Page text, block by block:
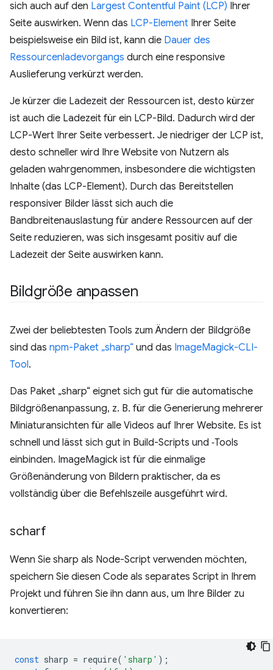
sich auch auf den Largest Contentful Paint (LCP) Ihrer
Seite auswirken. Wenn das LCP-Element Ihrer Seite
beispielsweise ein Bild ist, kann die Dauer des
Ressourcenladevorgangs durch eine responsive
Auslieferung verkürzt werden.
Je kürzer die Ladezeit der Ressourcen ist, desto kürzer
ist auch die Ladezeit für ein LCP-Bild. Dadurch wird der
LCP-Wert Ihrer Seite verbessert. Je niedriger der LCP ist,
desto schneller wird Ihre Website von Nutzern als
geladen wahrgenommen, insbesondere die wichtigsten
Inhalte (das LCP-Element). Durch das Bereitstellen
responsiver Bilder lässt sich auch die
Bandbreitenauslastung für andere Ressourcen auf der
Seite reduzieren, was sich insgesamt positiv auf die
Ladezeit der Seite auswirken kann.
Bildgröße anpassen
Zwei der beliebtesten Tools zum Ändern der Bildgröße
sind das npm-Paket „sharp“ und das ImageMagick-CLI-
Tool.
Das Paket „sharp“ eignet sich gut für die automatische
Bildgrößenanpassung, z. B. für die Generierung mehrerer
Miniaturansichten für alle Videos auf Ihrer Website. Es ist
schnell und lässt sich gut in Build-Scripts und ‑Tools
einbinden. ImageMagick ist für die einmalige
Größenänderung von Bildern praktischer, da es
vollständig über die Befehlszeile ausgeführt wird.
scharf
Wenn Sie sharp als Node-Script verwenden möchten,
speichern Sie diesen Code als separates Script in Ihrem
Projekt und führen Sie ihn dann aus, um Ihre Bilder zu
konvertieren:
const sharp = require( 'sharp' );